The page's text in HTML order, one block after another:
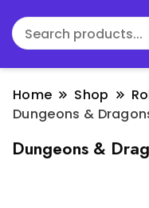
Home Shop
Dungeons &
Dungeons &